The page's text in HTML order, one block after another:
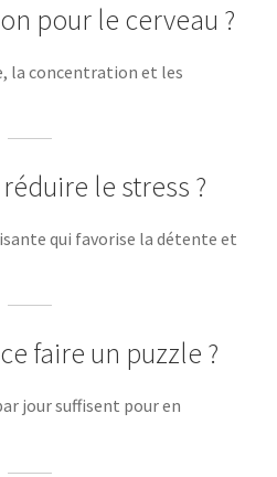
pour le cerveau ?
la concentration et les
le stress ?
qui favorise la détente et
faire un puzzle ?
jour suffisent pour en